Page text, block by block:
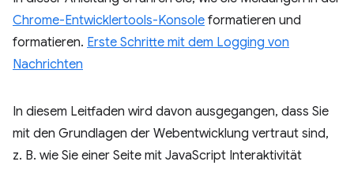
Chrome-Entwicklertools-Konsole formatieren und
formatieren. Erste Schritte mit dem Logging von
Nachrichten
In diesem Leitfaden wird davon ausgegangen, dass Sie
mit den Grundlagen der Webentwicklung vertraut sind,
z. B. wie Sie einer Seite mit JavaScript Interaktivität